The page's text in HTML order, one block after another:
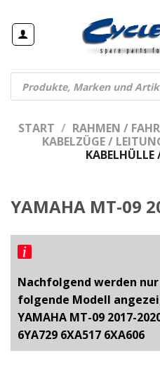
Inhalt
springen
Products
search
START / RAHMEN /
KABELZÜGE /
YAMAHA MT-09
Nachfolgend werden
folgende Modell
YAMAHA MT-09 2017-
6YA729 6XA517 6XA606